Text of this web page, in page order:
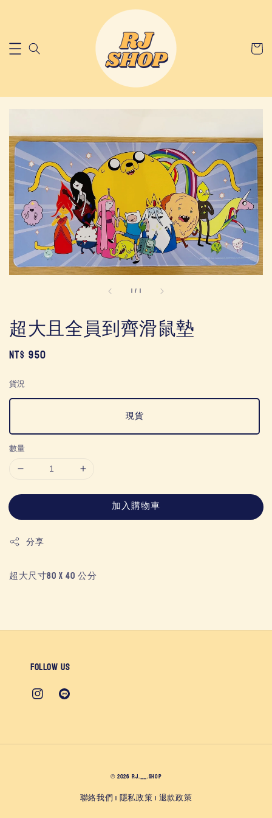
1 / 1
超大且全員到齊滑鼠墊
Regular
NT$ 950
貨況
現貨
數量
加入購物車
分享
超大尺寸80 x 40 公分
Follow us
© 2026 RJ.__.SHOP
聯絡我們 | 隱私政策 | 退款政策